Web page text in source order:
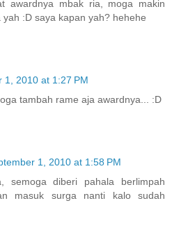
awardnya mbak ria, moga makin
:D saya kapan yah? hehehe
1, 2010 at 1:27 PM
tambah rame aja awardnya... :D
1, 2010 at 1:58 PM
semoga diberi pahala berlimpah
masuk surga nanti kalo sudah